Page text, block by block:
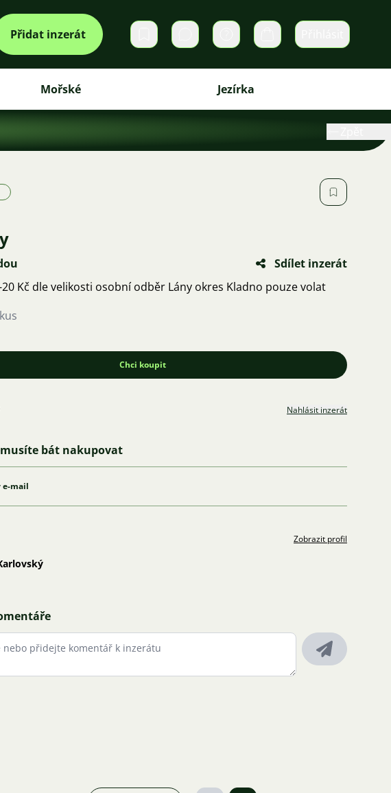
Přidat inzerát Soukromé zprávy Košík
Mořské Jezírka
Sdílet inzerát
20 Kč dle velikosti osobní odběr Lány okres Kladno pouze volat
Chci koupit
Nahlásit inzerát
bát nakupovat
e-mail
Zobrazit profil